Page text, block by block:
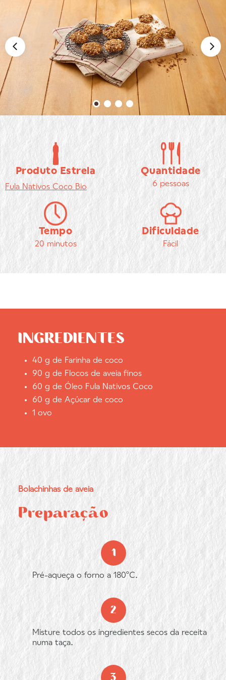
Produto Estrela
Fula Nativos Coco Bio
Quantidade
6 pessoas
Tempo
20 minutos
Dificuldade
Fácil
Bolachinhas de aveia
Preparação
Pré-aqueça o forno a 180ºC.
Misture todos os ingredientes secos da receita
numa taça.
INGREDIENTES
40 g de Farinha de coco
90 g de Flocos de aveia finos
60 g de Óleo Fula Nativos Coco
60 g de Açúcar de coco
1 ovo